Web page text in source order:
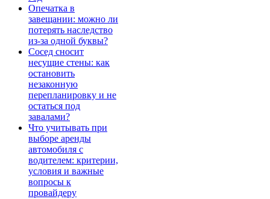
Опечатка в
завещании: можно ли
потерять наследство
из-за одной буквы?
Сосед сносит
несущие стены: как
остановить
незаконную
перепланировку и не
остаться под
завалами?
Что учитывать при
выборе аренды
автомобиля с
водителем: критерии,
условия и важные
вопросы к
провайдеру